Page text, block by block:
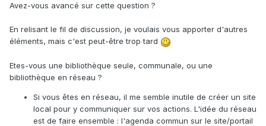
Avez-vous avancé sur cette question ?
En relisant le fil de discussion, je voulais vous apporter d'autres
éléments, mais c'est peut-être trop tard
Etes-vous une bibliothèque seule, communale, ou une
bibliothèque en réseau ?
Si vous êtes en réseau, il me semble inutile de créer un site
local pour y communiquer sur vos actions. L'idée du réseau
est de faire ensemble : l'agenda commun sur le site/portail